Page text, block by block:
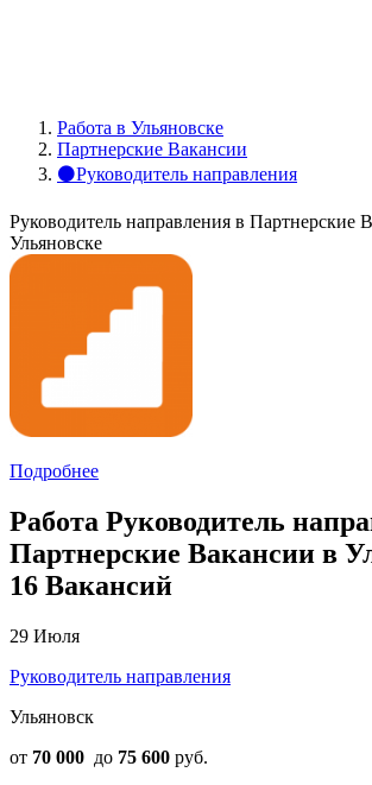
Работа в Ульяновске
Партнерские Вакансии
⚫Руководитель направления
Руководитель направления в Партнерские
Ульяновске
Подробнее
Работа Руководитель
Партнерские Вакансии в
16 Вакансий
29 Июля
Руководитель направления
Ульяновск
от 70 000 до 75 600 руб.